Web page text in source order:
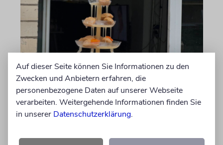
ZAHL DER WOCHE
4 Etagen
Auf dieser Seite können Sie Informationen zu den
Zwecken und Anbietern erfahren, die
personenbezogene Daten auf unserer Webseite
verarbeiten. Weitergehende Informationen finden Sie
in unserer Datenschutzerklärung.